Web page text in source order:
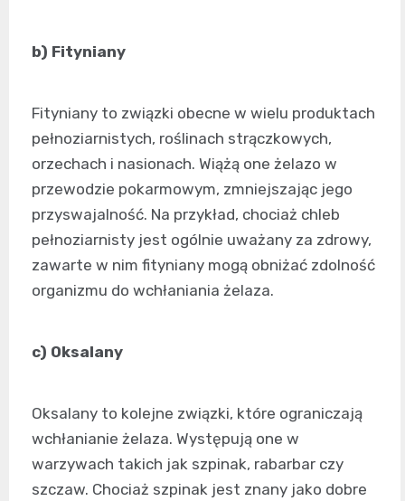
b) Fityniany
Fityniany to związki obecne w wielu produktach
pełnoziarnistych, roślinach strączkowych,
orzechach i nasionach. Wiążą one żelazo w
przewodzie pokarmowym, zmniejszając jego
przyswajalność. Na przykład, chociaż chleb
pełnoziarnisty jest ogólnie uważany za zdrowy,
zawarte w nim fityniany mogą obniżać zdolność
organizmu do wchłaniania żelaza.
c) Oksalany
Oksalany to kolejne związki, które ograniczają
wchłanianie żelaza. Występują one w
warzywach takich jak szpinak, rabarbar czy
szczaw. Chociaż szpinak jest znany jako dobre